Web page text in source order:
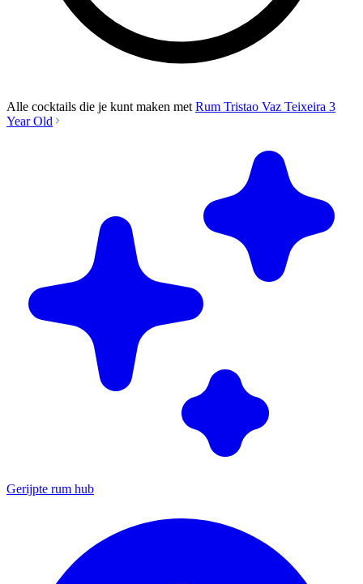
Alle cocktails die je kunt maken met Rum Tristao Vaz Teixeira 3
Year Old
Gerijpte rum hub